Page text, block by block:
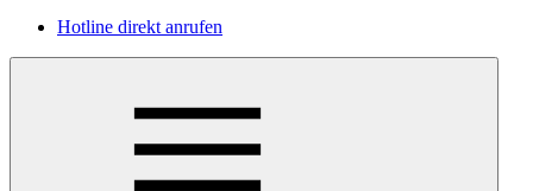
Hotline direkt anrufen